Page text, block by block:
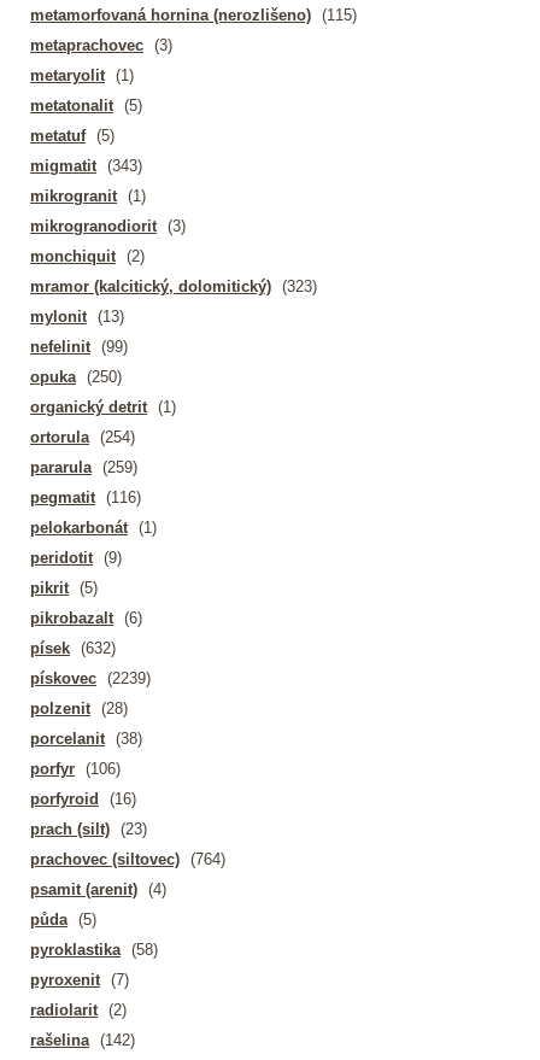
metamorfovaná hornina (nerozlišeno) (115)
metaprachovec (3)
metaryolit (1)
metatonalit (5)
metatuf (5)
migmatit (343)
mikrogranit (1)
mikrogranodiorit (3)
monchiquit (2)
mramor (kalcitický, dolomitický) (323)
mylonit (13)
nefelinit (99)
opuka (250)
organický detrit (1)
ortorula (254)
pararula (259)
pegmatit (116)
pelokarbonát (1)
peridotit (9)
pikrit (5)
pikrobazalt (6)
písek (632)
pískovec (2239)
polzenit (28)
porcelanit (38)
porfyr (106)
porfyroid
(16)
prach (silt) (23)
prachovec (siltovec) (764)
psamit (arenit) (4)
půda (5)
pyroklastika (58)
pyroxenit (7)
radiolarit (2)
rašelina (142)